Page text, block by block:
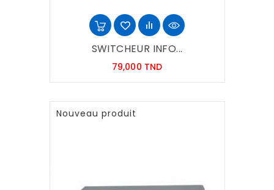
SWITCHEUR INFO...
79,000 TNDPrix
Nouveau produit